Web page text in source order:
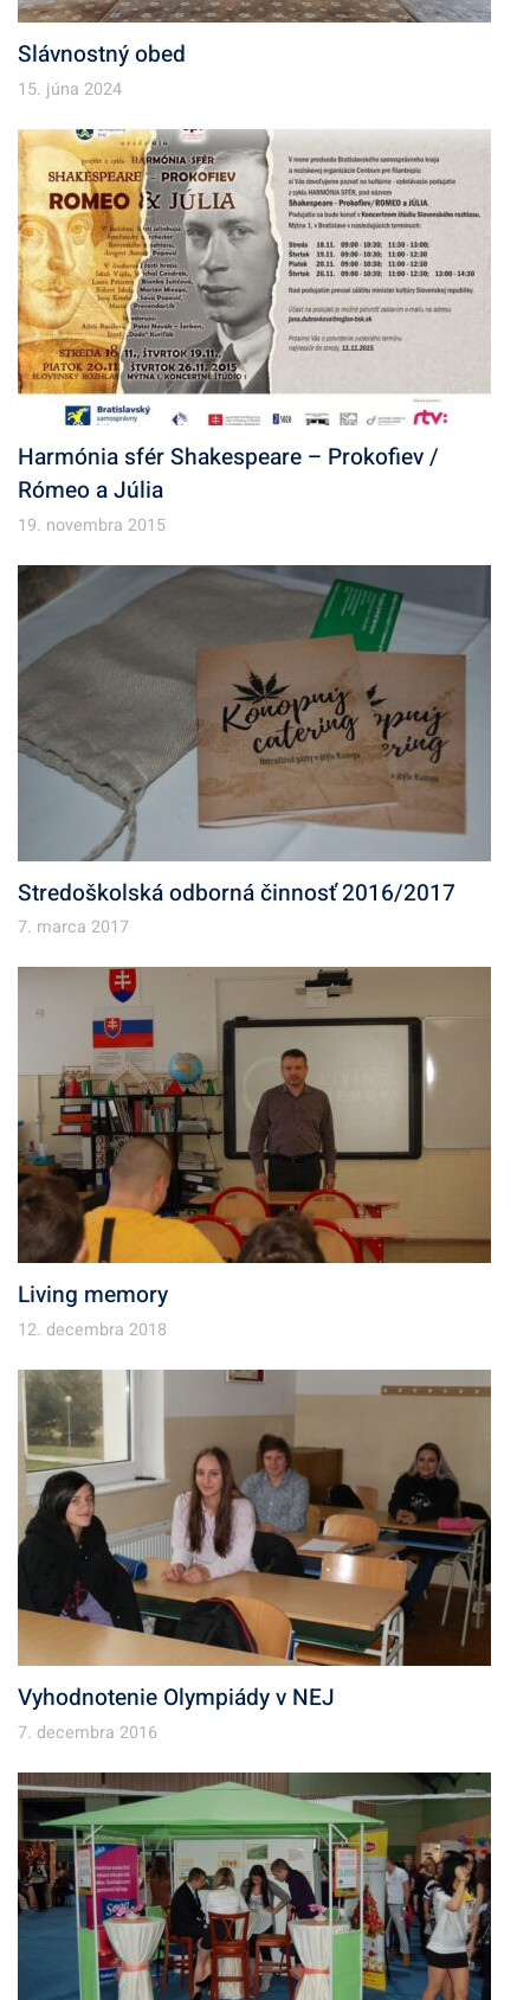
Slávnostný obed
15. júna 2024
Harmónia sfér Shakespeare – Prokofiev /
Rómeo a Júlia
19. novembra 2015
Stredoškolská odborná činnosť 2016/2017
7. marca 2017
Living memory
12. decembra 2018
Vyhodnotenie Olympiády v NEJ
7. decembra 2016